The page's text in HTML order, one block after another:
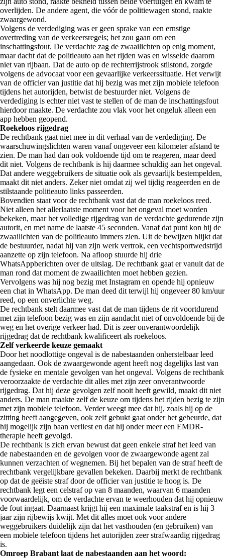
overlijden. De andere agent, die vóór de politiewagen stond, raakte
zwaargewond.
Volgens de verdediging was er geen sprake van een ernstige
overtreding van de verkeersregels; het zou gaan om een
inschattingsfout. De verdachte zag de zwaailichten op enig moment,
maar dacht dat de politieauto aan het rijden was en wisselde daarom
niet van rijbaan. Dat de auto op de rechterrijstrook stilstond, zorgde
volgens de advocaat voor een gevaarlijke verkeerssituatie. Het verwijt
van de officier van justitie dat hij bezig was met zijn mobiele telefoon
tijdens het autorijden, betwist de bestuurder niet. Volgens de
verdediging is echter niet vast te stellen of de man de inschattingsfout
hierdoor maakte. De verdachte zou vlak voor het ongeluk alleen een
app hebben geopend.
Roekeloos rijgedrag
De rechtbank gaat niet mee in dit verhaal van de verdediging. De
waarschuwingslichten waren vanaf ongeveer een kilometer afstand te
zien. De man had dan ook voldoende tijd om te reageren, maar deed
dit niet. Volgens de rechtbank is hij daarmee schuldig aan het ongeval.
Dat andere weggebruikers de situatie ook als gevaarlijk bestempelden,
maakt dit niet anders. Zeker niet omdat zij wel tijdig reageerden en de
stilstaande politieauto links passeerden.
Bovendien staat voor de rechtbank vast dat de man roekeloos reed.
Niet alleen het allerlaatste moment voor het ongeval moet worden
bekeken, maar het volledige rijgedrag van de verdachte gedurende zijn
autorit, en met name de laatste 45 seconden. Vanaf dat punt kon hij de
zwaailichten van de politieauto immers zien. Uit de bewijzen blijkt dat
de bestuurder, nadat hij van zijn werk vertrok, een vechtsportwedstrijd
aanzette op zijn telefoon. Na afloop stuurde hij drie
WhatsAppberichten over de uitslag. De rechtbank gaat er vanuit dat de
man rond dat moment de zwaailichten moet hebben gezien.
Vervolgens was hij nog bezig met Instagram en opende hij opnieuw
een chat in WhatsApp. De man deed dit terwijl hij ongeveer 80 km/uur
reed, op een onverlichte weg.
De rechtbank stelt daarmee vast dat de man tijdens de rit voortdurend
met zijn telefoon bezig was en zijn aandacht niet of onvoldoende bij de
weg en het overige verkeer had. Dit is zeer onverantwoordelijk
rijgedrag dat de rechtbank kwalificeert als roekeloos.
Zelf verkeerde keuze gemaakt
Door het noodlottige ongeval is de nabestaanden onherstelbaar leed
aangedaan. Ook de zwaargewonde agent heeft nog dagelijks last van
de fysieke en mentale gevolgen van het ongeval. Volgens de rechtbank
veroorzaakte de verdachte dit alles met zijn zeer onverantwoorde
rijgedrag. Dat hij deze gevolgen zelf nooit heeft gewild, maakt dit niet
anders. De man maakte zelf de keuze om tijdens het rijden bezig te zijn
met zijn mobiele telefoon. Verder weegt mee dat hij, zoals hij op de
zitting heeft aangegeven, ook zelf gebukt gaat onder het gebeurde, dat
hij mogelijk zijn baan verliest en dat hij onder meer een EMDR-
therapie heeft gevolgd.
De rechtbank is zich ervan bewust dat geen enkele straf het leed van
de nabestaanden en de gevolgen voor de zwaargewonde agent zal
kunnen verzachten of wegnemen. Bij het bepalen van de straf heeft de
rechtbank vergelijkbare gevallen bekeken. Daarbij merkt de rechtbank
op dat de geëiste straf door de officier van justitie te hoog is. De
rechtbank legt een celstraf op van 8 maanden, waarvan 6 maanden
voorwaardelijk, om de verdachte ervan te weerhouden dat hij opnieuw
de fout ingaat. Daarnaast krijgt hij een maximale taakstraf en is hij 3
jaar zijn rijbewijs kwijt. Met dit alles moet ook voor andere
weggebruikers duidelijk zijn dat het vasthouden (en gebruiken) van
een mobiele telefoon tijdens het autorijden zeer strafwaardig rijgedrag
is.
Omroep Brabant laat de nabestaanden aan het woord: